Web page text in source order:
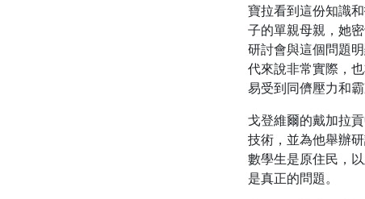
寶拉看到這份知識
子的單親母親，她
研討會與這個問題
代來說非常實際，
易受到同儕壓力和霸
戈登維爾的戴加拉
技術，並為他舉辦研
數學生是原住民，
是真正的問題。